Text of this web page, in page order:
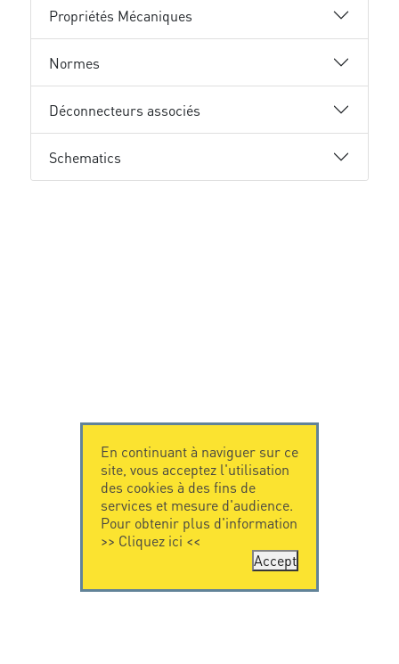
Propriétés Mécaniques
Normes
Déconnecteurs associés
Schematics
En continuant à naviguer sur ce
site, vous acceptez l'utilisation
des cookies à des fins de
services et mesure d'audience.
Pour obtenir plus d'information
>> Cliquez ici <<
Accept